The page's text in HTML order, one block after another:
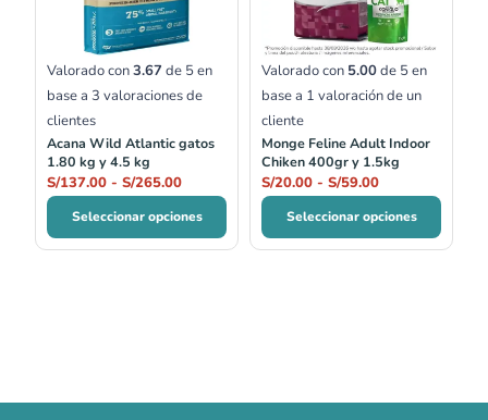
Valorado con3.67 de 5 en
base a 3 valoraciones de
clientes
Acana Wild Atlantic gatos
1.80 kg y 4.5 kg
S/137.00 - S/265.00
S/265.00
Seleccionar opciones
Valorado con 5.00de 5 en
base a 1 valoración de un
cliente
Monge Feline Adult Indoor
Chiken 400gr y 1.5kg
S/20.00 - S/59.00
S/59.00
Seleccionar opciones